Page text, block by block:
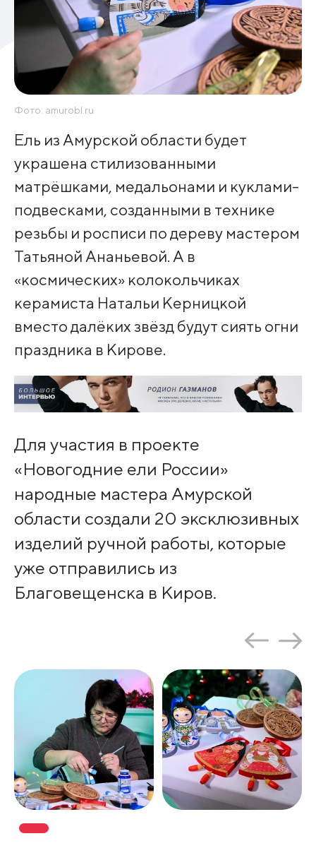
Фото: amurobl.ru
Ель из Амурской области будет
украшена стилизованными
матрёшками, медальонами и куклами-
подвесками, созданными в технике
резьбы и росписи по дереву мастером
Татьяной Ананьевой. А в
«космических» колокольчиках
керамиста Натальи Керницкой
вместо далёких звёзд будут сиять огни
праздника в Кирове.
Для участия в проекте
«Новогодние ели России»
народные мастера Амурской
области создали 20 эксклюзивных
изделий ручной работы, которые
уже отправились из
Благовещенска в Киров.